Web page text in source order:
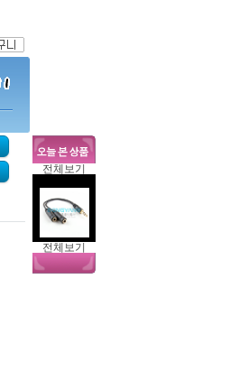
전체보기
전체보기